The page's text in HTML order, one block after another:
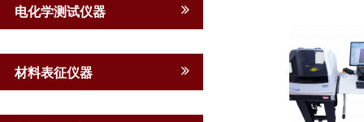
电化学测试仪器
材料表征仪器